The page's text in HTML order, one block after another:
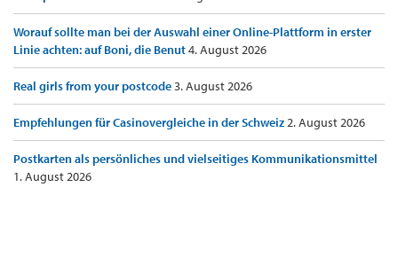
Worauf sollte man bei der Auswahl einer Online-Plattform in erster
Linie achten: auf Boni, die Benut4. August 2026
Real girls from your postcode3. August 2026
Empfehlungen für Casinovergleiche in der Schweiz2. August 2026
Postkarten als persönliches und vielseitiges Kommunikationsmittel
1. August 2026